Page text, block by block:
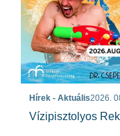
Hírek - Aktuális2026.
Vízipisztolyos